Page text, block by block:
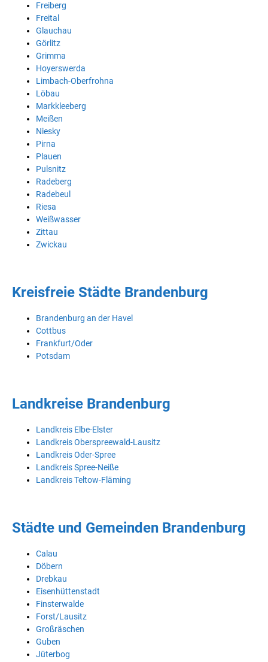
Freiberg
Freital
Glauchau
Görlitz
Grimma
Hoyerswerda
Limbach-Oberfrohna
Löbau
Markkleeberg
Meißen
Niesky
Pirna
Plauen
Pulsnitz
Radeberg
Radebeul
Riesa
Weißwasser
Zittau
Zwickau
Kreisfreie Städte Brandenburg
Brandenburg an der Havel
Cottbus
Frankfurt/Oder
Potsdam
Landkreise Brandenburg
Landkreis Elbe-Elster
Landkreis Oberspreewald-Lausitz
Landkreis Oder-Spree
Landkreis Spree-Neiße
Landkreis Teltow-Fläming
Städte und Gemeinden Brandenburg
Calau
Döbern
Drebkau
Eisenhüttenstadt
Finsterwalde
Forst/Lausitz
Großräschen
Guben
Jüterbog